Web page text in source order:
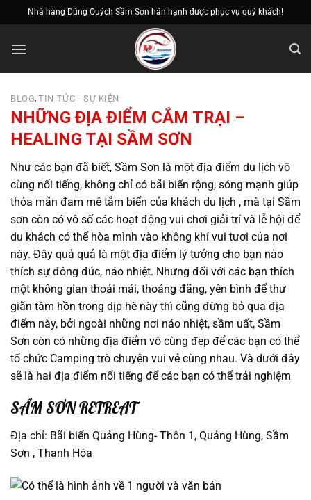
qua
nội
Nhà hàng Dũng Quých Sầm Sơn hân hạnh được phục vụ quý khách!
BLOG,TIN TỨC - SỰ KIỆN
NHỮNG ĐỊA ĐIỂM CẮM TRẠI –
HEALING TẠI SẦM SƠN
Như các bạn đã biết, Sầm Sơn là một địa điểm du lịch vô
cùng nổi tiếng, không chỉ có bãi biển rộng, sóng mạnh giúp
thỏa mãn đam mê tắm biển của khách du lịch , mà tại Sầm
sơn còn có vô số các hoạt động vui chơi giải trí và lễ hội để
du khách có thể hòa mình vào không khí vui tươi của nơi
này. Đây quả quả là một địa điểm lý tưởng cho bạn nào
thích sự đông đúc, náo nhiệt. Nhưng đối với các bạn thích
một không gian thoải mái, thoáng đãng, yên bình để thư
giãn tâm hồn trong dịp hè này thì cũng đừng bỏ qua địa
điểm này, bởi ngoài những nơi náo nhiệt, sầm uất, Sầm
Sơn còn có những địa điểm vô cùng đẹp để các bạn có thể
tổ chức Camping trò chuyện vui vẻ cùng nhau. Và dưới đây
sẽ là hai địa điểm nổi tiếng để các bạn có thể trải nghiệm
SẦM SƠN RETREAT
Địa chỉ: Bãi biển Quảng Hùng- Thôn 1, Quảng Hùng, Sầm
Sơn , Thanh Hóa